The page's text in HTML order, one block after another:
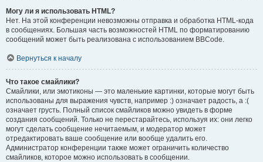
Могу ли я использовать HTML?
Нет. На этой конференции невозможны отправка и обработка HTML-кода
в сообщениях. Большая часть возможностей HTML по форматированию
сообщений может быть реализована с использованием BBCode.
Вернуться к началу
Что такое смайлики?
Смайлики, или эмотиконы — это маленькие картинки, которые могут быть
использованы для выражения чувств, например :) означает радость, а :(
означает грусть. Полный список смайликов можно увидеть в форме
создания сообщений. Только не перестарайтесь, используя их: они легко
могут сделать сообщение нечитаемым, и модератор может
отредактировать ваше сообщение или вообще удалить его.
Администратор конференции также может ограничить количество
смайликов, которое можно использовать в сообщении.